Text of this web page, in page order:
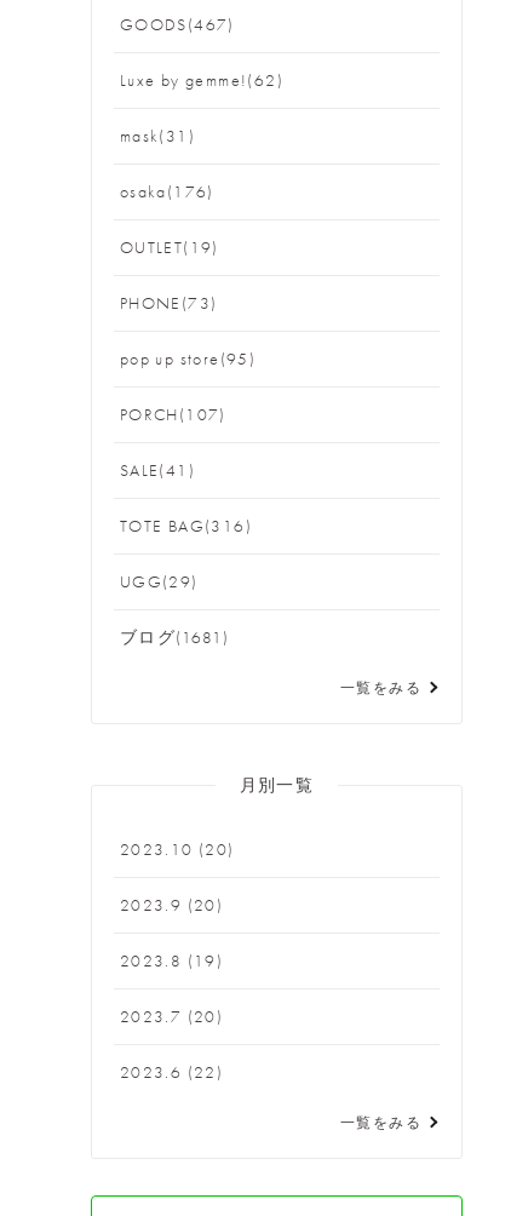
GOODS(467)
Luxe by gemme!(62)
mask(31)
osaka(176)
OUTLET(19)
PHONE(73)
pop up store(95)
PORCH(107)
SALE(41)
TOTE BAG(316)
UGG(29)
ブログ(1681)
一覧をみる
月別一覧
2023.10 (20)
2023.9 (20)
2023.8 (19)
2023.7 (20)
2023.6 (22)
一覧をみる